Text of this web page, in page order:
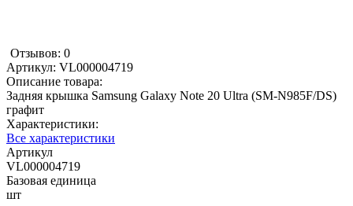
Отзывов: 0
Артикул: VL000004719
Описание товара:
Задняя крышка Samsung Galaxy Note 20 Ultra (SM-N985F/DS)
графит
Характеристики:
Все характеристики
Артикул
VL000004719
Базовая единица
шт